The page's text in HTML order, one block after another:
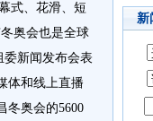
式、花滑、短
奥会也是全球
委新闻发布会表
体和线上直播
冬奥会的5600
新